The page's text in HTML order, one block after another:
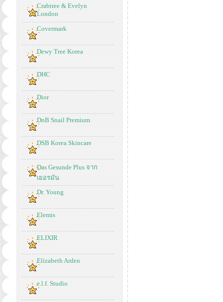
Crabtree & Evelyn
London
Covermark
Dewy Tree Korea
DHC
Dior
DnB Snail Premium
DSB Korea Skincare
Das Gesunde Plus จาก
เยอรมัน
Dr. Young
Elemis
ELIXIR
Elizabeth Arden
e.l.f. Studio